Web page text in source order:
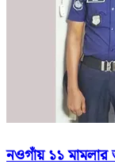
নওগাঁয় ১১ মামলার